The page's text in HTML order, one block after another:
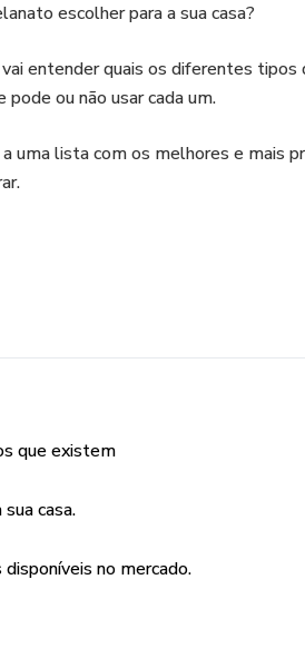
escolher para a sua casa?
entender quais os diferentes tipos
ou não usar cada um.
uma lista com os melhores e mais
que existem
casa.
no mercado.